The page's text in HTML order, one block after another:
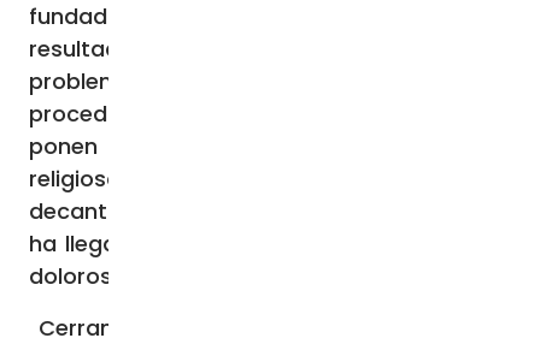
fundado por el ex jesuita Rupnik. Esos
resultados afirman que no hay grandes
problemas y que incluso hubo
procedimientos gravemente anómalos que
ponen en duda la responsabilidad del
religioso. Seguramente, será el tiempo que
decantará la verdad. Lo cierto es que no se
ha llegado a un punto final en este asunto
doloroso.
Cerramos la crónica con una noticia llena